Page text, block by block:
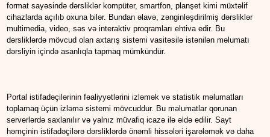
format sayəsində dərsliklər kompüter, smartfon, planşet kimi müxtəlif
cihazlarda açılıb oxuna bilər. Bundan əlavə, zənginləşdirilmiş dərsliklər
multimedia, video, səs və interaktiv proqramları ehtiva edir. Bu
dərsliklərdə mövcud olan axtarış sistemi vasitəsilə istənilən məlumatı
dərsliyin içində asanlıqla tapmaq mümkündür.
Portal istifadəçilərinin fəaliyyətlərini izləmək və statistik məlumatları
toplamaq üçün izləmə sistemi mövcuddur. Bu məlumatlar qorunan
serverlərdə saxlanılır və yalnız müvafiq icazə ilə əldə edilir. Sayt
həmçinin istifadəçilərə dərsliklərdə önəmli hissələri işarələmək və daha